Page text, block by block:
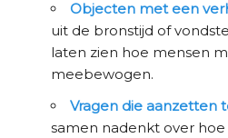
Objecten met een
uit de bronstijd of
laten zien hoe mensen
meebewogen.
Vragen die aanzetten
samen nadenkt over